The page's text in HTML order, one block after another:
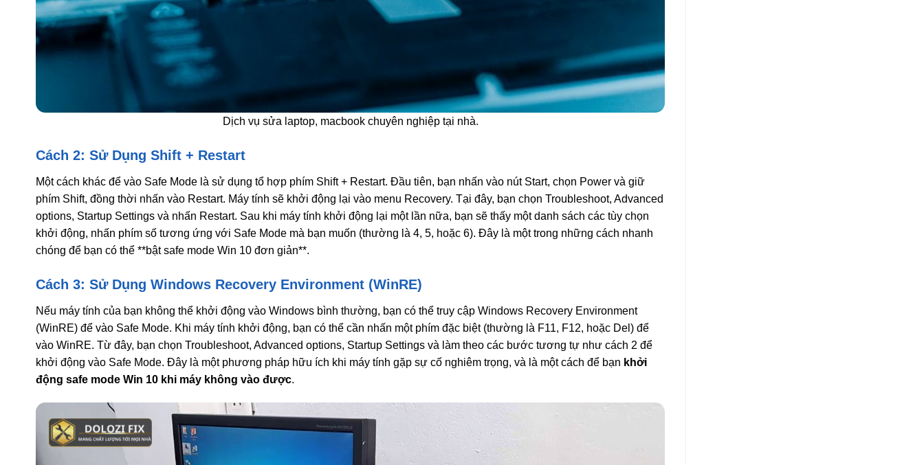
Dịch vụ sửa laptop, macbook chuyên nghiệp tại nhà.
Cách 2: Sử Dụng Shift + Restart
Một cách khác để vào Safe Mode là sử dụng tổ hợp phím Shift + Restart. Đầu tiên, bạn nhấn vào nút Start, chọn Power và giữ
phím Shift, đồng thời nhấn vào Restart. Máy tính sẽ khởi động lại vào menu Recovery. Tại đây, bạn chọn Troubleshoot, Advanced
options, Startup Settings và nhấn Restart. Sau khi máy tính khởi động lại một lần nữa, bạn sẽ thấy một danh sách các tùy chọn
khởi động, nhấn phím số tương ứng với Safe Mode mà bạn muốn (thường là 4, 5, hoặc 6). Đây là một trong những cách nhanh
chóng để bạn có thể **bật safe mode Win 10 đơn giản**.
Cách 3: Sử Dụng Windows Recovery Environment (WinRE)
Nếu máy tính của bạn không thể khởi động vào Windows bình thường, bạn có thể truy cập Windows Recovery Environment
(WinRE) để vào Safe Mode. Khi máy tính khởi động, bạn có thể cần nhấn một phím đặc biệt (thường là F11, F12, hoặc Del) để
vào WinRE. Từ đây, bạn chọn Troubleshoot, Advanced options, Startup Settings và làm theo các bước tương tự như cách 2 để
khởi động vào Safe Mode. Đây là một phương pháp hữu ích khi máy tính gặp sự cố nghiêm trọng, và là một cách để bạn khởi
động safe mode Win 10 khi máy không vào được.